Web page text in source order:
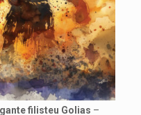
filisteu Golias –